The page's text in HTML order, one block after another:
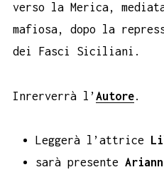
verso la Merica,
mafiosa, dopo la
dei Fasci Siciliani.
Inrerverrà l’Autore.
Leggerà l’attrice
sarà presente